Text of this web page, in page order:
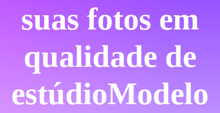
suas fotos em
qualidade de
estúdioModelo